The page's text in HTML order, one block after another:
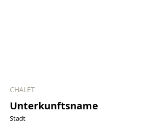
CHALET
Unterkunftsname
Stadt